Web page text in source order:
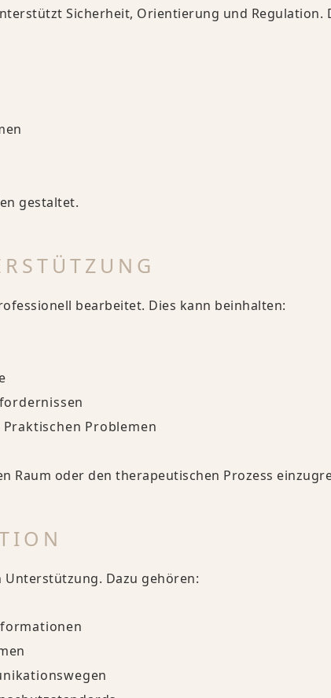
Sicherheit, Orientierung und Regulation.
gestaltet.
bearbeitet. Dies kann beinhalten:
Problemen
Raum oder den therapeutischen Prozess
Dazu gehören: